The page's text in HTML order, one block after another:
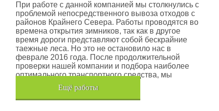
При работе с данной компанией мы столкнулись с
проблемой непосредственного вывоза отходов с
районов Крайнего Севера. Работы проводятся во
времена открытия зимников, так как в другое
время дороги представляют собой бескрайние
таежные леса. Но это не остановило нас в
феврале 2016 года. После продолжительной
проверки нашей компании и подбора наиболее
оптимального транспортного средства, мы
помогли данной компании.
Eщё работы